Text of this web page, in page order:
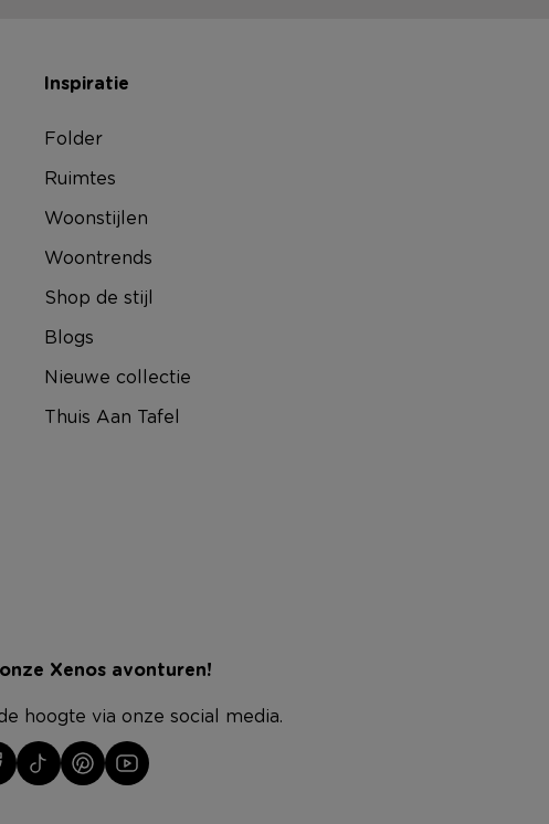
Inspiratie
Folder
Ruimtes
Woonstijlen
Woontrends
Shop de stijl
Blogs
Nieuwe collectie
Thuis Aan Tafel
Xenos avonturen!
hoogte via onze social media.